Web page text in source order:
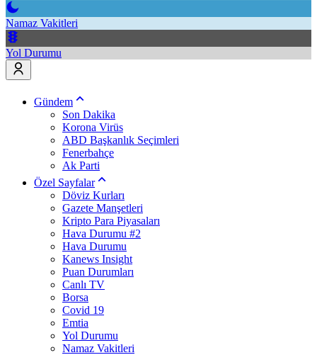
Namaz Vakitleri
Yol Durumu
Gündem
Son Dakika
Korona Virüs
ABD Başkanlık Seçimleri
Fenerbahçe
Ak Parti
Özel Sayfalar
Döviz Kurları
Gazete Manşetleri
Kripto Para Piyasaları
Hava Durumu #2
Hava Durumu
Kanews Insight
Puan Durumları
Canlı TV
Borsa
Covid 19
Emtia
Yol Durumu
Namaz Vakitleri